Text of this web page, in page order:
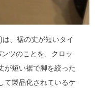
、裾の丈が短いタイ
ツのことを、クロッ
が短い裾で脚を絞った
て製品化されているケ